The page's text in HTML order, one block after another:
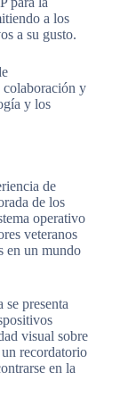
a los
a su gusto.
colaboración y
y los
de
de los
operativo
veteranos
en un mundo
presenta
visual sobre
recordatorio
en la